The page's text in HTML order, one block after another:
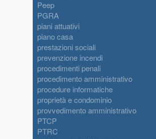
Peep
PGRA
piani attuativi
piano casa
prestazioni sociali
prevenzione incendi
procedimenti penali
procedimento amministrativo
procedure informatiche
proprietà e condominio
provvedimento amministrativo
PTCP
PTRC